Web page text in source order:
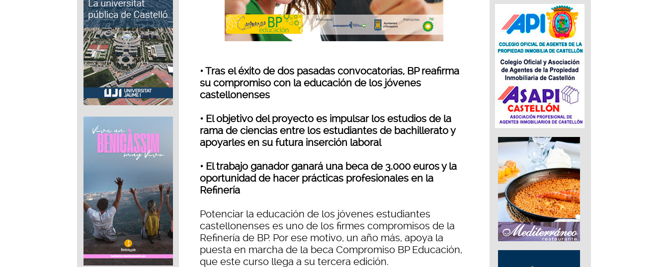
• Tras el éxito de dos pasadas convocatorias, BP reafirma
su compromiso con la educación de los jóvenes
castellonenses
• El objetivo del proyecto es impulsar los estudios de la
rama de ciencias entre los estudiantes de bachillerato y
apoyarles en su futura inserción laboral
• El trabajo ganador ganará una beca de 3.000 euros y la
oportunidad de hacer prácticas profesionales en la
Refinería
Potenciar la educación de los jóvenes estudiantes
castellonenses es uno de los firmes compromisos de la
Refinería de BP. Por ese motivo, un año más, apoya la
puesta en marcha de la beca Compromiso BP Educación,
que este curso llega a su tercera edición.